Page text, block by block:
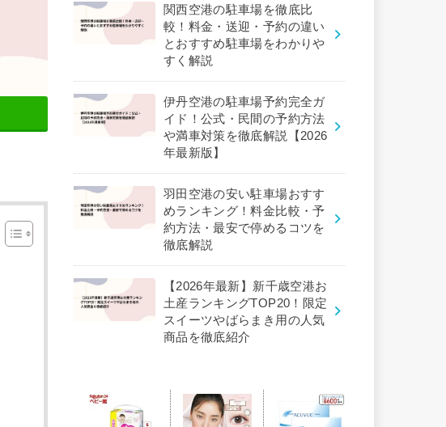
関西空港の駐車場を徹底比
較！料金・送迎・予約の違い
とおすすめ駐車場をわかりや
すく解説
伊丹空港の駐車場予約完全ガ
イド！公式・民間の予約方法
や満車対策を徹底解説【2026
年最新版】
羽田空港の安い駐車場おすす
めランキング！料金比較・予
約方法・最安で停めるコツを
徹底解説
【2026年最新】新千歳空港お
土産ランキングTOP20！限定
スイーツやばらまき用の人気
商品を徹底紹介